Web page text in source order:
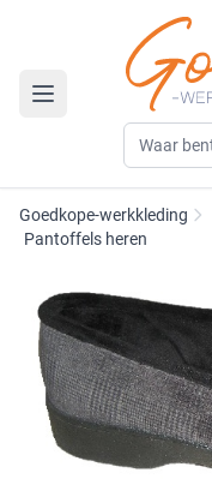
Toggle navigation
Goedkope-werkkleding
Pantoffels heren